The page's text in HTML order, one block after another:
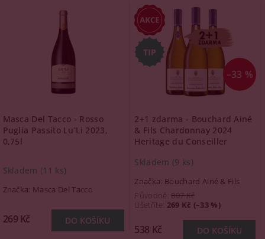
Masca Del Tacco - Rosso
Puglia Passito Lu´Li 2023,
0,75l
Skladem (11 ks)
Značka: Masca Del Tacco
269 Kč
–33 %
2+1 zdarma - Bouchard Ainé
& Fils Chardonnay 2024
Heritage du Conseiller
Skladem (9 ks)
Značka: Bouchard Ainé & Fils
Původně:807 Kč
Ušetříte: 269 Kč (–33 %)
538 Kč